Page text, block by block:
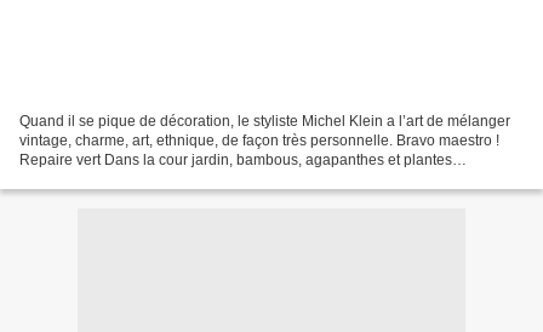
Quand il se pique de décoration, le styliste Michel Klein a l’art de mélanger
vintage, charme, art, ethnique, de façon très personnelle. Bravo maestro !
Repaire vert Dans la cour jardin, bambous, agapanthes et plantes